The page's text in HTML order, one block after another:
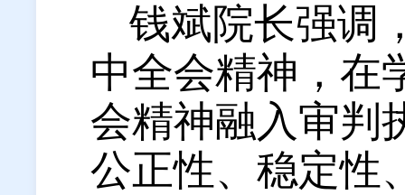
钱斌院长强调
中全会精神，在
会精神融入审判
公正性、稳定性